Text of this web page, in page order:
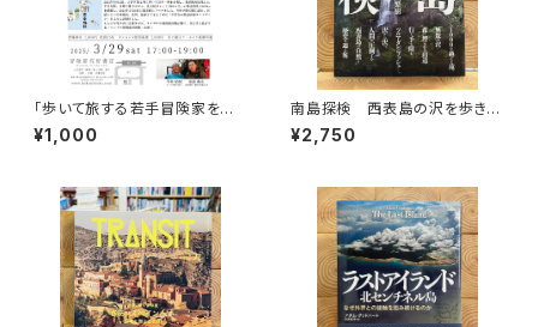
「歩いて旅する若手冒険家を青
田買い！平井佑樹 × 荻田泰永」
録画視聴権
¥1,000
南島探検 西表島の沢を歩きつ
くす
¥2,750